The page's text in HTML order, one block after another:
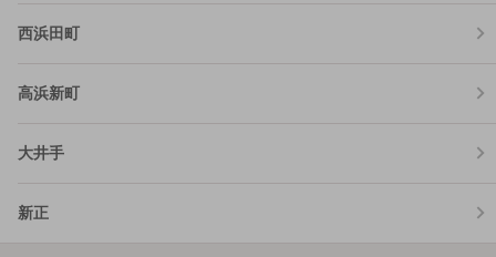
西浜田町
高浜新町
大井手
新正